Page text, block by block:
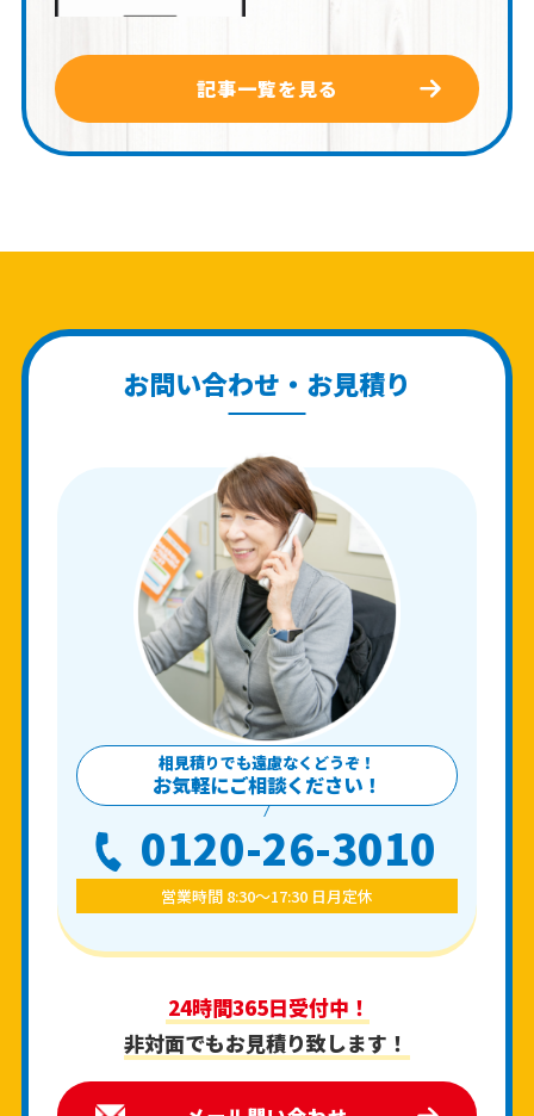
記事一覧を見る
お問い合わせ・お見積り
相見積りでも遠慮なくどうぞ！
お気軽にご相談ください！
0120-26-3010
営業時間 8:30〜17:30 日月定休
24時間365日受付中！
非対面でもお見積り致します！